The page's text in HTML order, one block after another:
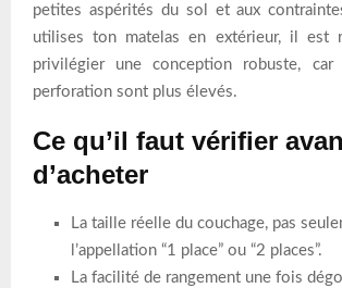
petites aspérités du sol et aux
utilises ton matelas en extérieur, il est
privilégier une conception robuste,
perforation sont plus élevés.
Ce qu’il faut vérifier
d’acheter
La taille réelle du couchage, pas
l’appellation “1 place” ou “2 places”.
La facilité de rangement une fois